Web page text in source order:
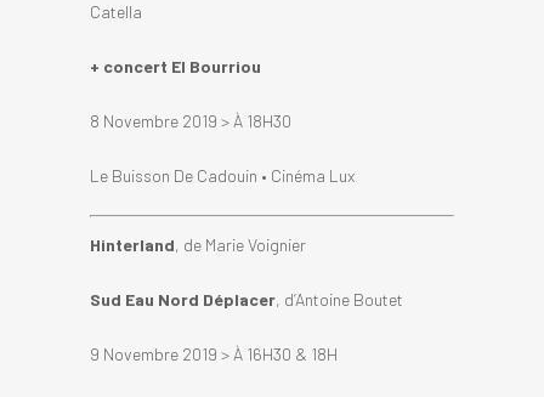
Catella
+ concert El Bourriou
8 Novembre 2019 > À 18H30
Le Buisson De Cadouin • Cinéma Lux
Hinterland, de Marie Voignier
Sud Eau Nord Déplacer, d’Antoine Boutet
9 Novembre 2019 > À 16H30 & 18H